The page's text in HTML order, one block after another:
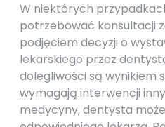
W niektórych
potrzebować konsultacji
podjęciem decyzji o
lekarskiego przez
dolegliwości są wynikiem
wymagają interwencji
medycyny, dentysta